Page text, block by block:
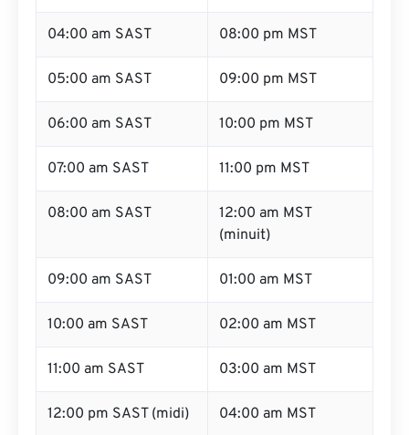
04:00 am SAST 08:00 pm MST
05:00 am SAST 09:00 pm MST
06:00 am SAST 10:00 pm MST
07:00 am SAST 11:00 pm MST
08:00 am SAST
12:00 am MST
(minuit)
09:00 am SAST 01:00 am MST
10:00 am SAST 02:00 am MST
11:00 am SAST 03:00 am MST
12:00 pm SAST (midi) 04:00 am MST